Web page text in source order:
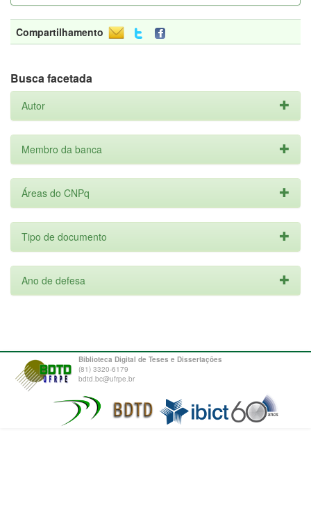
Compartilhamento
Busca facetada
Autor
Membro da banca
Áreas do CNPq
Tipo de documento
Ano de defesa
Biblioteca Digital de Teses e Dissertações
(81) 3320-6179
bdtd.bc@ufrpe.br